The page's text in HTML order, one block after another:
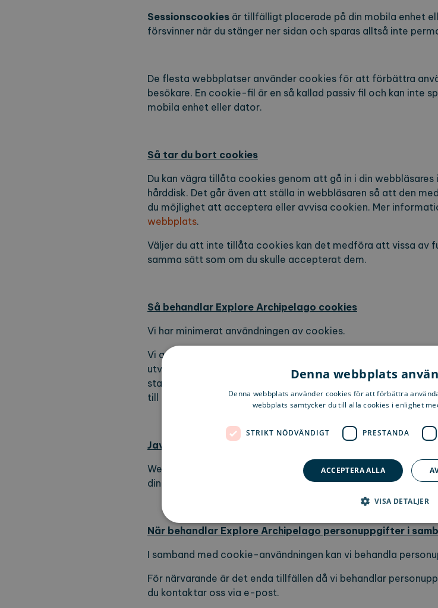
Sessionscookies är tillfälligt placerade på din mobila enhet
försvinner när du stänger ner sidan och sparas alltså inte
De flesta webbplatser använder cookies för att förbättra
besökare. En cookie-fil är en så kallad passiv fil och kan inte
mobila enhet eller dator.
Så tar du bort cookies
Du kan vägra tillåta cookies genom att gå in i din
hårddisk. Det går även att ställa in webbläsaren så att den
du möjlighet att acceptera eller avvisa cookien. Mer
webbplats.
Väljer du att inte tillåta cookies kan det medföra att vissa av
samma sätt som om du skulle accepterat dem.
Så behandlar Explore Archipelago cookies
Vi har minimerat användningen av cookies.
Vi använder tredjepartcookies i form av exempelvis Google
utvärdera användarbeteenden. Det gör vi för att ha möjlighet
statistik på webbplatsen. Cookiebehandling genom
till tredje land. Sådan överföring skyddas av lämpliga
Javascript
Webbplatsen använder Javascript för att göra din upplevelse
din webbläsare så kommer delar på webbplatsen inte att
När behandlar Explore Archipelago personuppgifter i
I samband med cookie-användningen kan vi behandla
För närvarande är det enda tillfällen då vi behandlar
du kontaktar oss via e-post.
Denna webbplats
Denna webbplats använder cookies för att förbättra
webbplats samtycker du till alla cookies i enlighet
STRIKT NÖDVÄNDIGT PRESTANDA
ACCEPTERA ALLA
VISA DETALJER
ordentligt utan strikt nödvändiga cookies.
Namn
Leverantör / Domän